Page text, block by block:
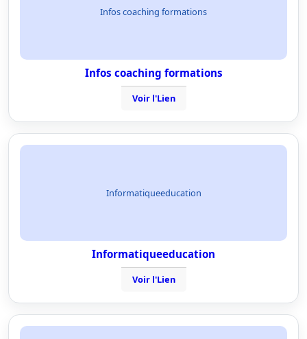
Infos coaching formations
Infos coaching formations
Voir l'Lien
Informatiqueeducation
Informatiqueeducation
Voir l'Lien